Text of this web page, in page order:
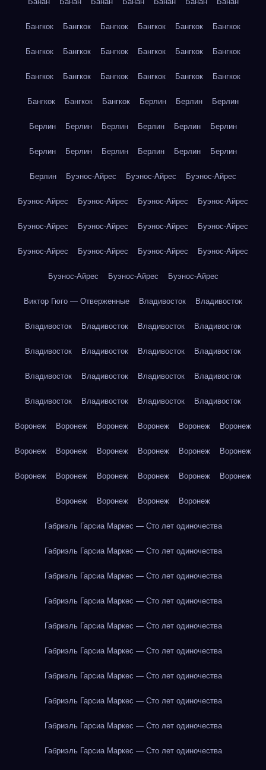
Бангкок Бангкок Бангкок Бангкок Бангкок Бангкок
Бангкок Бангкок Бангкок Бангкок Бангкок Бангкок
Бангкок Бангкок Бангкок Бангкок Бангкок Бангкок
Бангкок Бангкок Бангкок Берлин Берлин Берлин
Берлин Берлин Берлин Берлин Берлин Берлин
Берлин Берлин Берлин Берлин Берлин Берлин
Берлин Буэнос-Айрес Буэнос-Айрес Буэнос-Айрес
Буэнос-Айрес Буэнос-Айрес Буэнос-Айрес Буэнос-Айрес
Буэнос-Айрес Буэнос-Айрес Буэнос-Айрес Буэнос-Айрес
Буэнос-Айрес Буэнос-Айрес Буэнос-Айрес Буэнос-Айрес
Буэнос-Айрес Буэнос-Айрес Буэнос-Айрес
Виктор Гюго — Отверженные Владивосток Владивосток
Владивосток Владивосток Владивосток Владивосток
Владивосток Владивосток Владивосток Владивосток
Владивосток Владивосток Владивосток Владивосток
Владивосток Владивосток Владивосток Владивосток
Воронеж Воронеж Воронеж Воронеж Воронеж Воронеж
Воронеж Воронеж Воронеж Воронеж Воронеж Воронеж
Воронеж Воронеж Воронеж Воронеж Воронеж Воронеж
Воронеж Воронеж Воронеж Воронеж
Габриэль Гарсиа Маркес — Сто лет одиночества
Габриэль Гарсиа Маркес — Сто лет одиночества
Габриэль Гарсиа Маркес — Сто лет одиночества
Габриэль Гарсиа Маркес — Сто лет одиночества
Габриэль Гарсиа Маркес — Сто лет одиночества
Габриэль Гарсиа Маркес — Сто лет одиночества
Габриэль Гарсиа Маркес — Сто лет одиночества
Габриэль Гарсиа Маркес — Сто лет одиночества
Габриэль Гарсиа Маркес — Сто лет одиночества
Габриэль Гарсиа Маркес — Сто лет одиночества